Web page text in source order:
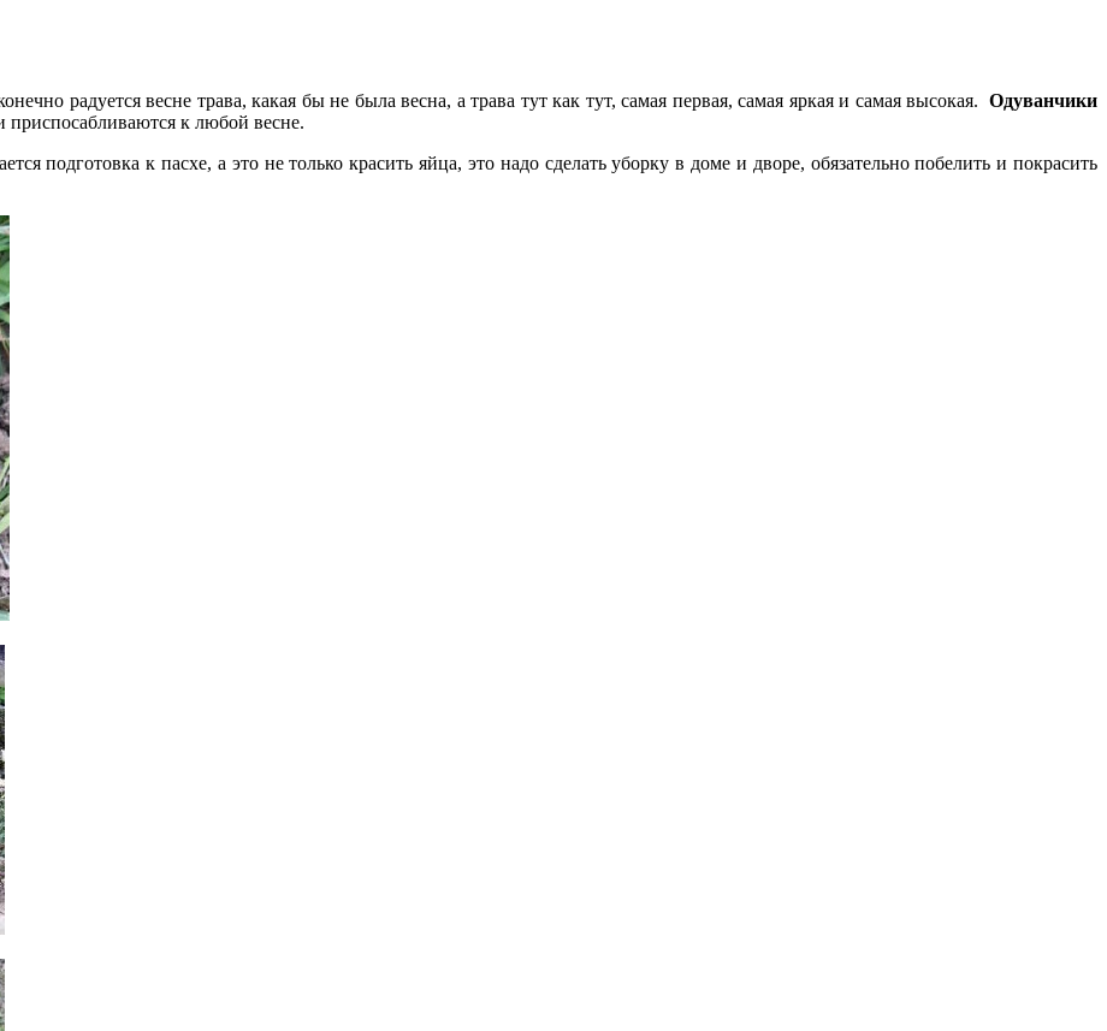
радуется весне трава, какая бы не была весна, а трава тут как тут, самая первая, самая яркая и самая высокая. Одуванчики
к любой весне.
подготовка к пасхе, а это не только красить яйца, это надо сделать уборку в доме и дворе, обязательно побелить и покрасить